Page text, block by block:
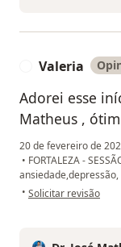
Valeria
Adorei esse
Matheus ,
20 de fevereiro de
• FORTALEZA -
• na opinião do
Solicitar revisão